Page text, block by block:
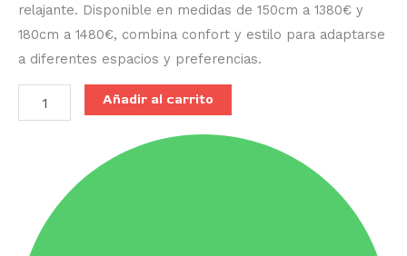
relajante. Disponible en medidas de 150cm a 1380€ y
180cm a 1480€, combina confort y estilo para adaptarse
a diferentes espacios y preferencias.
Añadir al carrito